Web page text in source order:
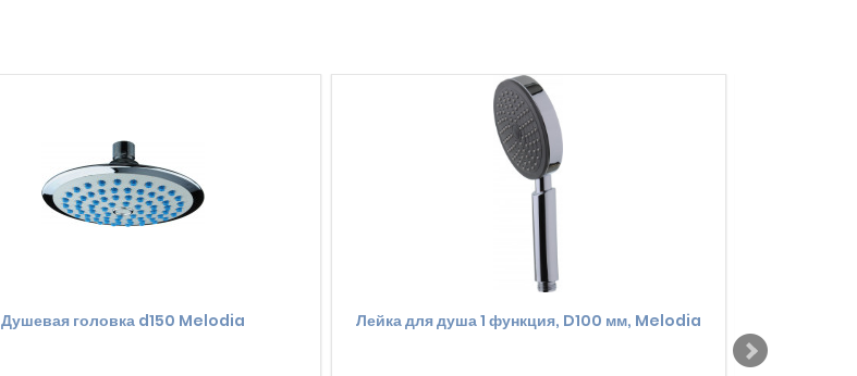
Душевая головка d150 Melodia Лейка для душа 1 функция, D100 мм, Melodia